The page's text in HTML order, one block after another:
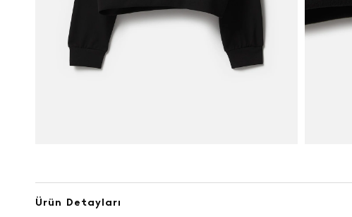
Ürün Detayları